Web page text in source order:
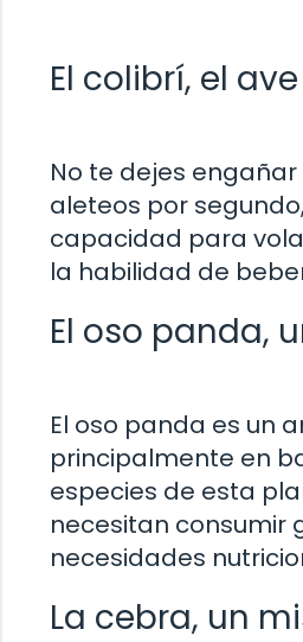
El colibrí, el
No te dejes
aleteos por
capacidad para
la habilidad de
El oso panda,
El oso panda es un
principalmente en
especies de esta
necesitan consumir
necesidades
La cebra, un